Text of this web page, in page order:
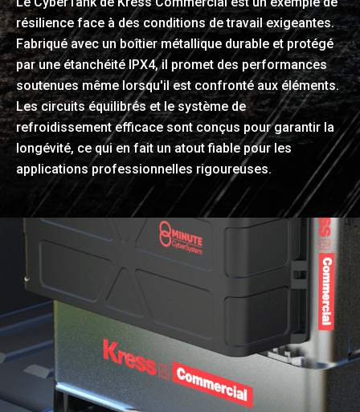
résilience face à des conditions de travail exigeantes.
Fabriqué avec un boîtier métallique durable et protégé
par une étanchéité IPX4, il promet des performances
soutenues même lorsqu'il est confronté aux éléments.
Les circuits équilibrés et le système de
refroidissement efficace sont conçus pour garantir la
longévité, ce qui en fait un atout fiable pour les
applications professionnelles rigoureuses.